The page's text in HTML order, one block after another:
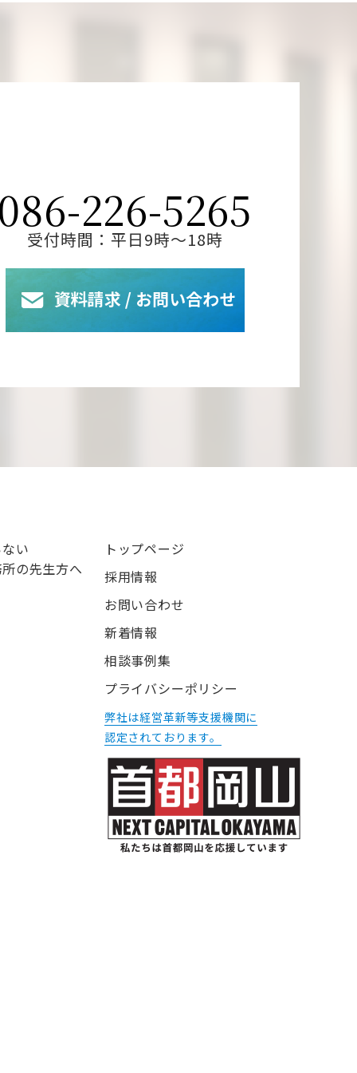
226-5265
受付時間：平日9時～18時
い
の先生方へ
トップページ
採用情報
お問い合わせ
新着情報
相談事例集
プライバシーポリシー
弊社は経営革新等支援機関に
認定されております。